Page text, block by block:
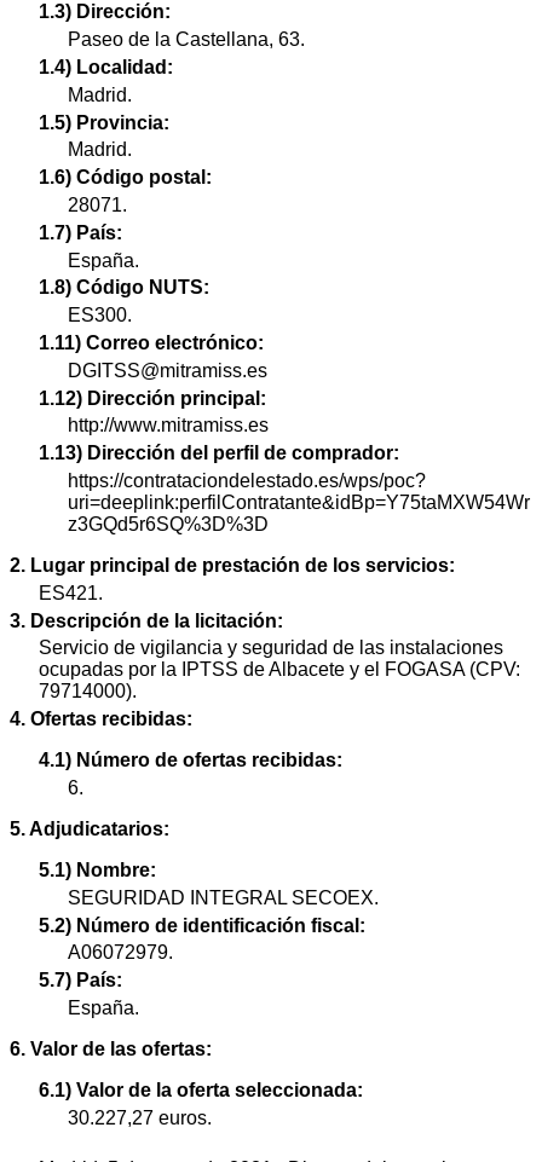
1.3) Dirección:
Paseo de la Castellana, 63.
1.4) Localidad:
Madrid.
1.5) Provincia:
Madrid.
1.6) Código postal:
28071.
1.7) País:
España.
1.8) Código NUTS:
ES300.
1.11) Correo electrónico:
DGITSS@mitramiss.es
1.12) Dirección principal:
http://www.mitramiss.es
1.13) Dirección del perfil de comprador:
https://contrataciondelestado.es/wps/poc?
uri=deeplink:perfilContratante&idBp=Y75taMXW54Wr
z3GQd5r6SQ%3D%3D
2. Lugar principal de prestación de los servicios:
ES421.
3. Descripción de la licitación:
Servicio de vigilancia y seguridad de las instalaciones
ocupadas por la IPTSS de Albacete y el FOGASA (CPV:
79714000).
4. Ofertas recibidas:
4.1) Número de ofertas recibidas:
6.
5. Adjudicatarios:
5.1) Nombre:
SEGURIDAD INTEGRAL SECOEX.
5.2) Número de identificación fiscal:
A06072979.
5.7) País:
España.
6. Valor de las ofertas:
6.1) Valor de la oferta seleccionada:
30.227,27 euros.